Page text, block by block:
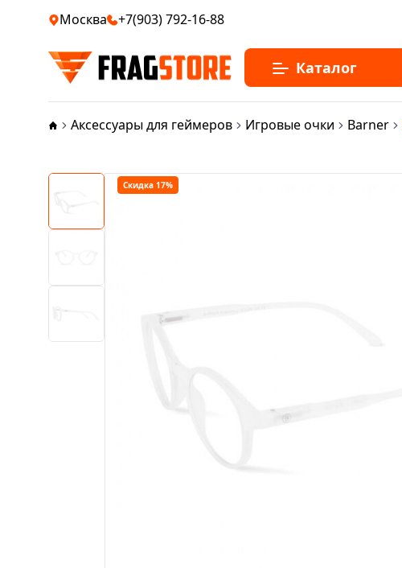
Москва +7(903) 792-16-88
Каталог
Аксессуары для геймеров Игровые очки Barner
Скидка 17%